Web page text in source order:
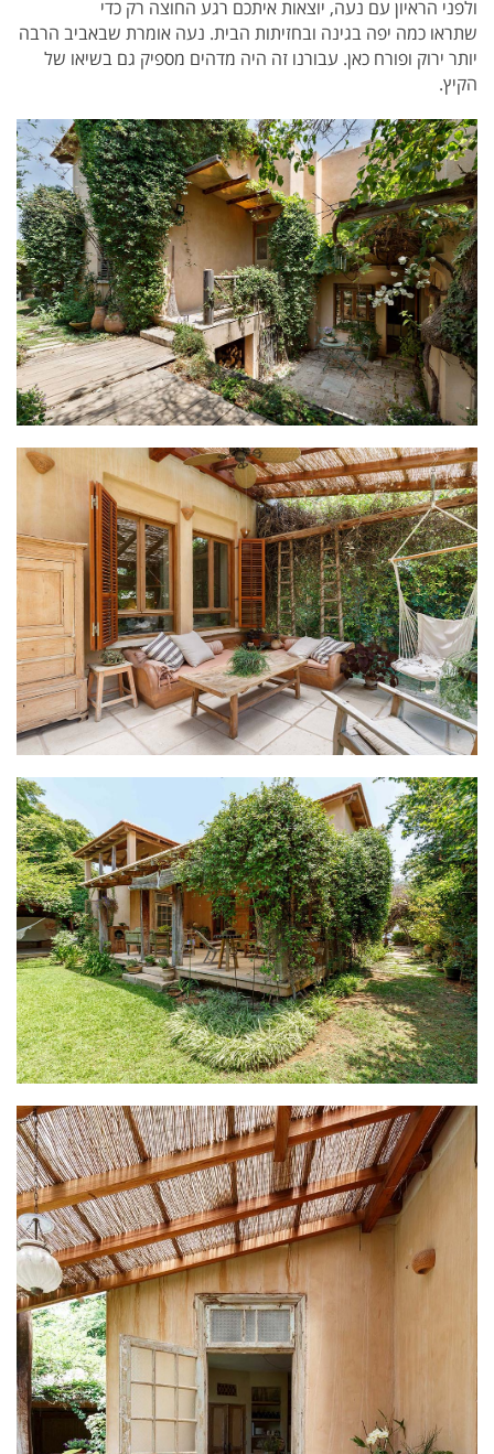
ולפני הראיון עם נעה, יוצאות איתכם רגע החוצה רק כדי
שתראו כמה יפה בגינה ובחזיתות הבית. נעה אומרת שבאביב הרבה
יותר ירוק ופורח כאן. עבורנו זה היה מדהים מספיק גם בשיאו של
הקיץ.